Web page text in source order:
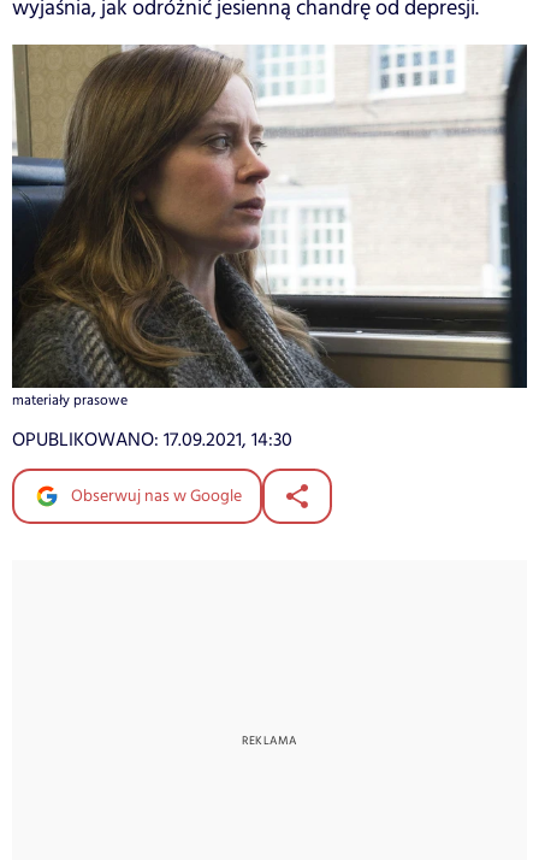
wyjaśnia, jak odróżnić jesienną chandrę od depresji.
materiały prasowe
OPUBLIKOWANO: 17.09.2021, 14:30
Obserwuj nas w Google